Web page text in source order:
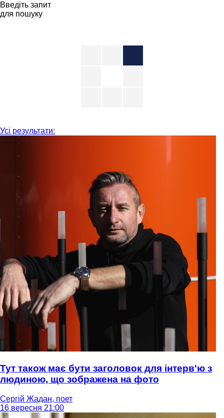
Введіть запит
для пошуку
Усі результати:
Тут також має бути заголовок для інтерв'ю з
людиною, що зображена на фото
Сергій Жадан, поет
16 вересня 21:00